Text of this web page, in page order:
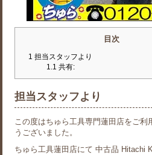
目次
1 担当スタッフより
1.1 共有:
担当スタッフより
この度はちゅら工具専門蓮田店をご利
うございました。
ちゅら工具蓮田店にて 中古品 Hitachi